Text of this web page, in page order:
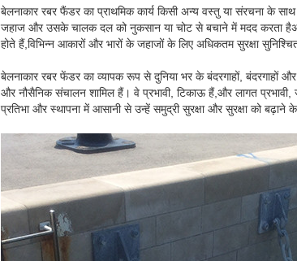
बेलनाकार रबर फैंडर का प्राथमिक कार्य किसी अन्य वस्तु या संरचना के
जहाज और उसके चालक दल को नुकसान या चोट से बचाने में मदद करता
होते हैं,विभिन्न आकारों और भारों के जहाजों के लिए अधिकतम सुरक्षा
बेलनाकार रबर फेंडर का व्यापक रूप से दुनिया भर के बंदरगाहों, बंदरगाहों
और नौसैनिक संचालन शामिल हैं। वे प्रभावी, टिकाऊ हैं,और लागत प्रभावी,
प्रतिभा और स्थापना में आसानी से उन्हें समुद्री सुरक्षा और सुरक्षा को बढ़ाने